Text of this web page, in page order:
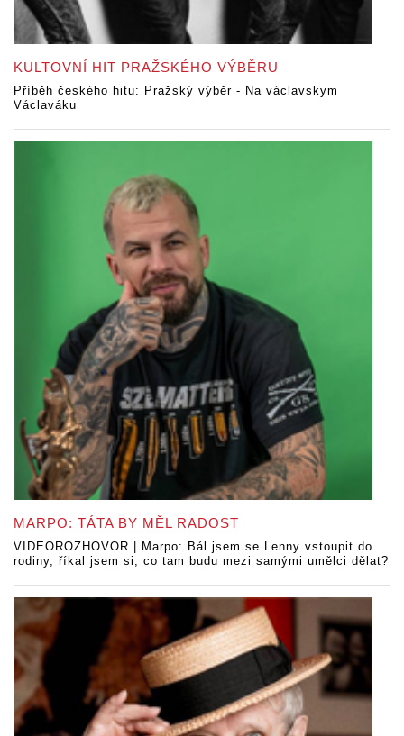
KULTOVNÍ HIT PRAŽSKÉHO VÝBĚRU
Příběh českého hitu: Pražský výběr - Na václavskym
Václaváku
MARPO: TÁTA BY MĚL RADOST
VIDEOROZHOVOR | Marpo: Bál jsem se Lenny vstoupit do
rodiny, říkal jsem si, co tam budu mezi samými umělci dělat?